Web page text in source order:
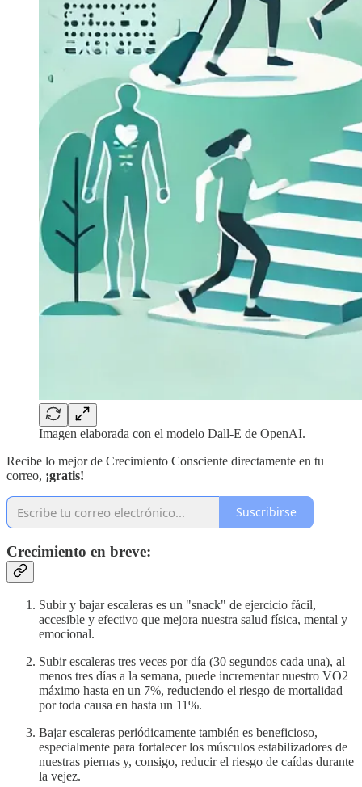
Imagen elaborada con el modelo Dall-E de OpenAI.
Recibe lo mejor de Crecimiento Consciente directamente en tu
correo, ¡gratis!
Suscribirse
Crecimiento en breve:
Subir y bajar escaleras es un "snack" de ejercicio fácil,
accesible y efectivo que mejora nuestra salud física, mental y
emocional.
Subir escaleras tres veces por día (30 segundos cada una), al
menos tres días a la semana, puede incrementar nuestro VO2
máximo hasta en un 7%, reduciendo el riesgo de mortalidad
por toda causa en hasta un 11%.
Bajar escaleras periódicamente también es beneficioso,
especialmente para fortalecer los músculos estabilizadores de
nuestras piernas y, consigo, reducir el riesgo de caídas durante
la vejez.